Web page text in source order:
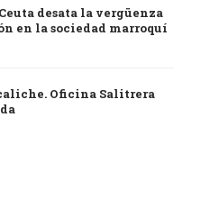
desata la vergüenza
en la sociedad marroquí
Oficina Salitrera